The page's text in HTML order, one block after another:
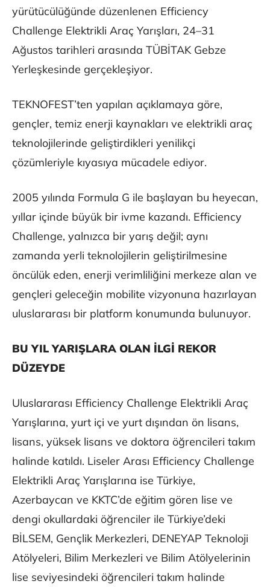
yürütücülüğünde düzenlenen Efficiency
Challenge Elektrikli Araç Yarışları, 24–31
Ağustos tarihleri arasında TÜBİTAK Gebze
Yerleşkesinde gerçekleşiyor.
TEKNOFEST’ten yapılan açıklamaya göre,
gençler, temiz enerji kaynakları ve elektrikli araç
teknolojilerinde geliştirdikleri yenilikçi
çözümleriyle kıyasıya mücadele ediyor.
2005 yılında Formula G ile başlayan bu heyecan,
yıllar içinde büyük bir ivme kazandı. Efficiency
Challenge, yalnızca bir yarış değil; aynı
zamanda yerli teknolojilerin geliştirilmesine
öncülük eden, enerji verimliliğini merkeze alan ve
gençleri geleceğin mobilite vizyonuna hazırlayan
uluslararası bir platform konumunda bulunuyor.
BU YIL YARIŞLARA OLAN İLGİ REKOR
DÜZEYDE
Uluslararası Efficiency Challenge Elektrikli Araç
Yarışlarına, yurt içi ve yurt dışından ön lisans,
lisans, yüksek lisans ve doktora öğrencileri takım
halinde katıldı. Liseler Arası Efficiency Challenge
Elektrikli Araç Yarışlarına ise Türkiye,
Azerbaycan ve KKTC’de eğitim gören lise ve
dengi okullardaki öğrenciler ile Türkiye’deki
BİLSEM, Gençlik Merkezleri, DENEYAP Teknoloji
Atölyeleri, Bilim Merkezleri ve Bilim Atölyelerinin
lise seviyesindeki öğrencileri takım halinde